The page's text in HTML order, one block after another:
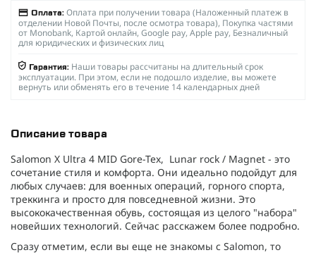
Оплата: Оплата при получении товара (Наложенный платеж в
отделении Новой Почты, после осмотра товара), Покупка частями
от Monobank, Картой онлайн, Google pay, Apple pay, Безналичный
для юридических и физических лиц
Гарантия: Наши товары рассчитаны на длительный срок
эксплуатации. При этом, если не подошло изделие, вы можете
вернуть или обменять его в течение 14 календарных дней
Описание товара
Salomon X Ultra 4 MID Gore-Tex, Lunar rock / Magnet - это
сочетание стиля и комфорта. Они идеально подойдут для
любых случаев: для военных операций, горного спорта,
треккинга и просто для повседневной жизни. Это
высококачественная обувь, состоящая из целого "набора"
новейших технологий. Сейчас расскажем более подробно.
Сразу отметим, если вы еще не знакомы с Salomon, то